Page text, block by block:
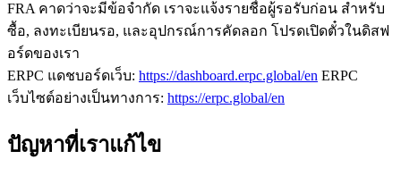
FRA คาดว่าจะมีข้อจํากัด เราจะแจ้งรายชื่อผู้รอรับก่อน สําหรับ
ซื้อ, ลงทะเบียนรอ, และอุปกรณ์การคัดลอก โปรดเปิดตั๋วในดิสฟ
อร์ดของเรา
ERPC แดชบอร์ดเว็บ: https://dashboard.erpc.global/en ERPC
เว็บไซต์อย่างเป็นทางการ: https://erpc.global/en
ปัญหาที่เราแก้ไข